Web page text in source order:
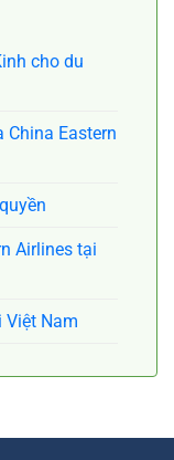
cho du
Eastern
Airlines tại
Việt Nam